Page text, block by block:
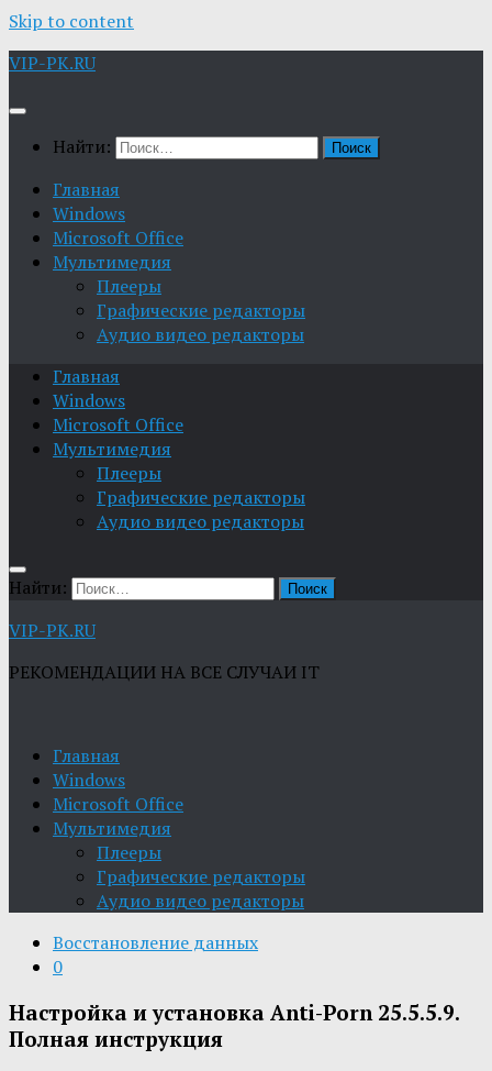
Skip to content
VIP-PK.RU
Найти:
Главная
Windows
Microsoft Office
Мультимедия
Плееры
Графические редакторы
Aудио видео редакторы
Главная
Windows
Microsoft Office
Мультимедия
Плееры
Графические редакторы
Aудио видео редакторы
Найти:
VIP-PK.RU
РЕКОМЕНДАЦИИ НА ВСЕ СЛУЧАИ IT
Главная
Windows
Microsoft Office
Мультимедия
Плееры
Графические редакторы
Aудио видео редакторы
Восстановление данных
0
Настройка и установка Anti-Porn 25.5.5.9.
Полная инструкция